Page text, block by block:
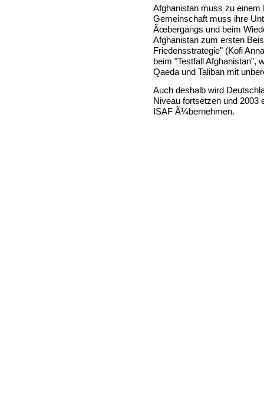
Afghanistan muss zu einem
Gemeinschaft muss ihre
Ãœbergangs und beim
Afghanistan zum ersten
Friedensstrategie" (Kofi
beim "Testfall Afghanistan",
Qaeda und Taliban mit
Auch deshalb wird
Niveau fortsetzen und
ISAF Ã¼bernehmen.